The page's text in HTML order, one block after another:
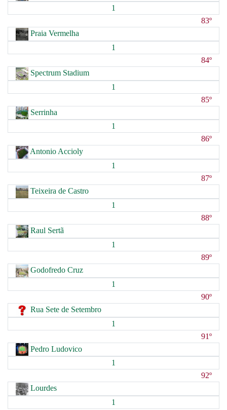
1
83º
Praia Vermelha
1
84º
Spectrum Stadium
1
85º
Serrinha
1
86º
Antonio Accioly
1
87º
Teixeira de Castro
1
88º
Raul Sertã
1
89º
Godofredo Cruz
1
90º
Rua Sete de Setembro
1
91º
Pedro Ludovico
1
92º
Lourdes
1